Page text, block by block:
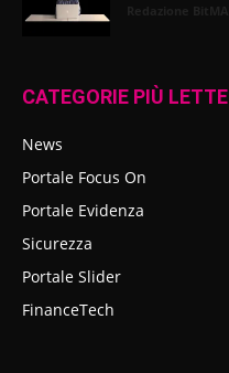
CATEGORIE PIÙ LETTE
News
Portale Focus On
Portale Evidenza
Sicurezza
Portale Slider
FinanceTech